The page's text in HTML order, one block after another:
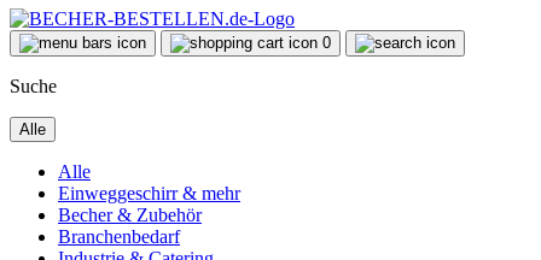
0
Suche
Alle
Alle
Einweggeschirr & mehr
Becher & Zubehör
Branchenbedarf